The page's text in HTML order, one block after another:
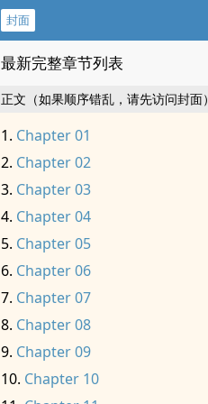
封面
最新完整章节列表
正文（如果顺序错乱，请先访问封面）
Chapter 01
Chapter 02
Chapter 03
Chapter 04
Chapter 05
Chapter 06
Chapter 07
Chapter 08
Chapter 09
Chapter 10